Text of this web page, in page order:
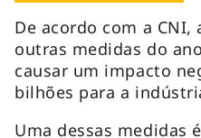
De acordo com a CNI,
outras medidas do
causar um impacto
bilhões para a
Uma dessas medidas